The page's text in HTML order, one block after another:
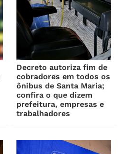
Decreto autoriza fim de
cobradores em todos os
ônibus de Santa Maria;
confira o que dizem
prefeitura, empresas e
trabalhadores